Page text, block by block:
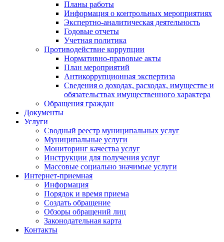
Планы работы
Информация о контрольных мероприятиях
Экспертно-аналитическая деятельность
Годовые отчеты
Учетная политика
Противодействие коррупции
Нормативно-правовые акты
План мероприятий
Антикоррупционная экспертиза
Сведения о доходах, расходах, имуществе и
обязательствах имущественного характера
Обращения граждан
Документы
Услуги
Сводный реестр муниципальных услуг
Муниципальные услуги
Мониторинг качества услуг
Инструкции для получения услуг
Массовые социально значимые услуги
Интернет-приемная
Информация
Порядок и время приема
Создать обращение
Обзоры обращений лиц
Законодательная карта
Контакты